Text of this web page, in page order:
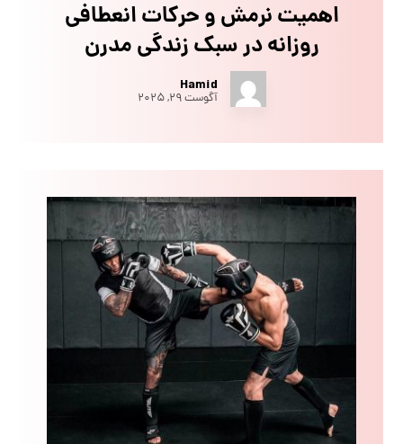
اهمیت نرمش و حرکات انعطافی
روزانه در سبک زندگی مدرن
Hamid
آگوست ۲۹, ۲۰۲۵